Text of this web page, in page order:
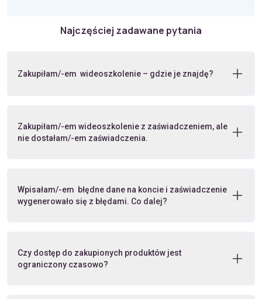
Najczęściej zadawane pytania
Zakupiłam/-em wideoszkolenie – gdzie je znajdę?
Zakupiłam/-em wideoszkolenie z zaświadczeniem, ale
nie dostałam/-em zaświadczenia.
Wpisałam/-em błędne dane na koncie i zaświadczenie
wygenerowało się z błędami. Co dalej?
Czy dostęp do zakupionych produktów jest
ograniczony czasowo?